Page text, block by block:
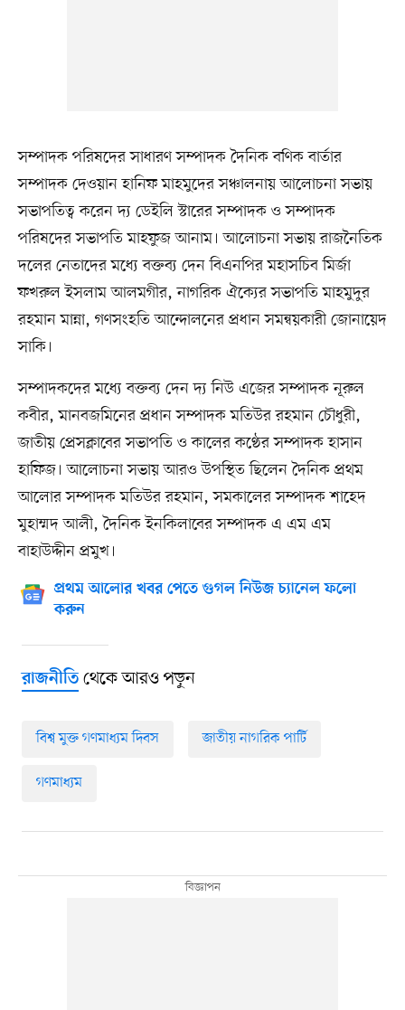
সম্পাদক পরিষদের সাধারণ সম্পাদক দৈনিক বণিক বার্তার
সম্পাদক দেওয়ান হানিফ মাহমুদের সঞ্চালনায় আলোচনা সভায়
সভাপতিত্ব করেন দ্য ডেইলি স্টারের সম্পাদক ও সম্পাদক
পরিষদের সভাপতি মাহফুজ আনাম। আলোচনা সভায় রাজনৈতিক
দলের নেতাদের মধ্যে বক্তব্য দেন বিএনপির মহাসচিব মির্জা
ফখরুল ইসলাম আলমগীর, নাগরিক ঐক্যের সভাপতি মাহমুদুর
রহমান মান্না, গণসংহতি আন্দোলনের প্রধান সমন্বয়কারী জোনায়েদ
সাকি।
সম্পাদকদের মধ্যে বক্তব্য দেন দ্য নিউ এজের সম্পাদক নূরুল
কবীর, মানবজমিনের প্রধান সম্পাদক মতিউর রহমান চৌধুরী,
জাতীয় প্রেসক্লাবের সভাপতি ও কালের কণ্ঠের সম্পাদক হাসান
হাফিজ। আলোচনা সভায় আরও উপস্থিত ছিলেন দৈনিক প্রথম
আলোর সম্পাদক মতিউর রহমান, সমকালের সম্পাদক শাহেদ
মুহাম্মদ আলী, দৈনিক ইনকিলাবের সম্পাদক এ এম এম
বাহাউদ্দীন প্রমুখ।
প্রথম আলোর খবর পেতে গুগল নিউজ চ্যানেল ফলো
করুন
রাজনীতিথেকে আরও পড়ুন
বিশ্ব মুক্ত গণমাধ্যম দিবস জাতীয় নাগরিক পার্টি
গণমাধ্যম